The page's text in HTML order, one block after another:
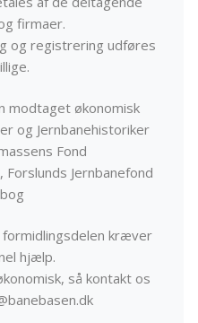
firmaer.
og registrering udføres
modtaget økonomisk
og Jernbanehistoriker
Fond
Jernbanefond
kræver
hjælp.
så kontakt os